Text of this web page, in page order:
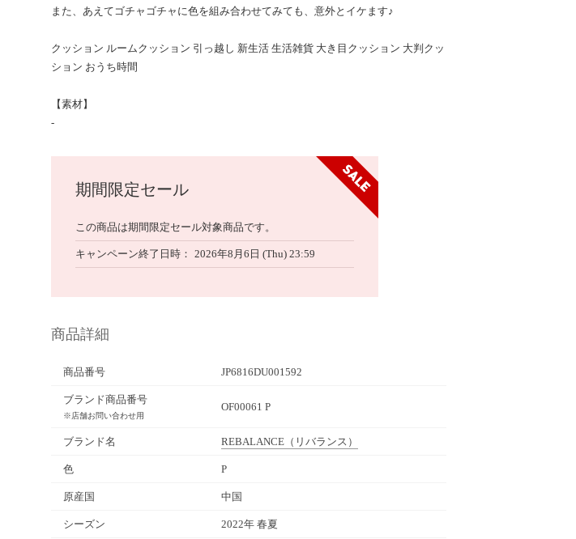
また、あえてゴチャゴチャに色を組み合わせてみても、意外とイケます♪
クッション ルームクッション 引っ越し 新生活 生活雑貨 大き目クッション 大判クッ
ション おうち時間
【素材】
-
期間限定セール
この商品は期間限定セール対象商品です。
キャンペーン終了日時 2026年8月6日 (Thu) 23:59
商品詳細
商品番号 JP6816DU001592
ブランド商品番号
※店舗お問い合わせ用
OF00061 P
ブランド名 REBALANCE （リバランス）
色 P
原産国 中国
シーズン 2022年 春夏